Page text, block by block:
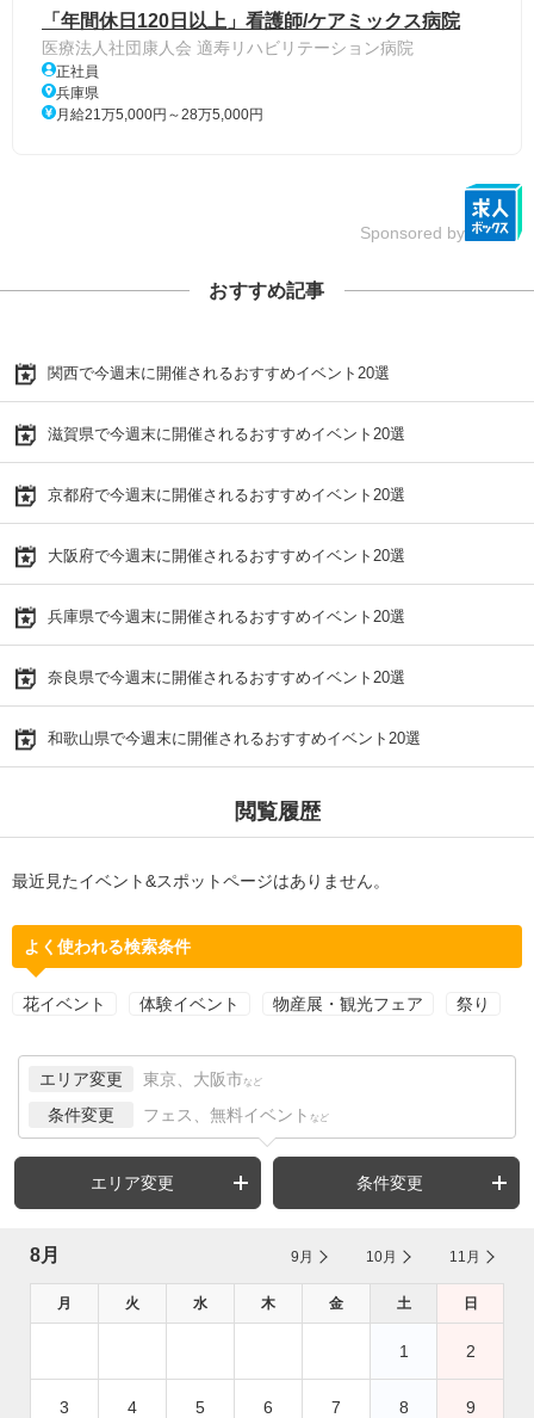
「年間休日120日以上」看護師/ケアミックス病院
医療法人社団康人会 適寿リハビリテーション病院
正社員
兵庫県
月給21万5,000円～28万5,000円
Sponsored by
おすすめ記事
関西で今週末に開催されるおすすめイベント20選
滋賀県で今週末に開催されるおすすめイベント20選
京都府で今週末に開催されるおすすめイベント20選
大阪府で今週末に開催されるおすすめイベント20選
兵庫県で今週末に開催されるおすすめイベント20選
奈良県で今週末に開催されるおすすめイベント20選
和歌山県で今週末に開催されるおすすめイベント20選
閲覧履歴
最近見たイベント&スポットページはありません。
よく使われる検索条件
花イベント 体験イベント 物産展・観光フェア 祭り
エリア変更 東京、大阪市 など
条件変更 フェス、無料イベント など
エリア変更 条件変更
8月 9月 10月 11月
月 火 水 木 金 土 日
1 2
3 4 5 6 7 8 9